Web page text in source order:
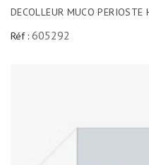
DECOLLEUR MUCO
Réf : 605292